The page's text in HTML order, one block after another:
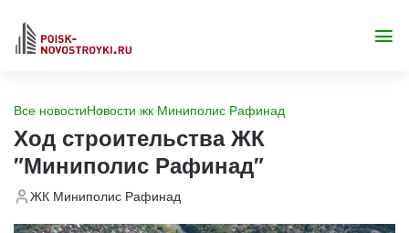
Все новостиНовости жк Миниполис Рафинад
Ход строительства ЖК
"Миниполис Рафинад"
ЖК Миниполис Рафинад